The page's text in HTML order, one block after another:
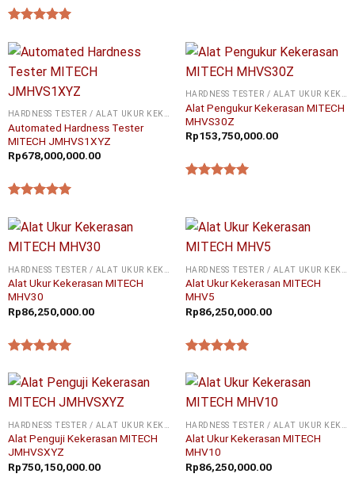
HARDNESS TESTER / ALAT UKUR KEKERASAN
Automated Hardness Tester
MITECH JMHVS1XYZ
Rp678,000,000.00
HARDNESS TESTER / ALAT UKUR KEKERASAN
Alat Pengukur Kekerasan MITECH
MHVS30Z
Rp153,750,000.00
Alat Ukur Kekerasan MITECH
MHV30
Rp86,250,000.00
Alat Ukur Kekerasan MITECH
MHV5
Rp86,250,000.00
Alat Penguji Kekerasan MITECH
JMHVSXYZ
Rp750,150,000.00
Alat Ukur Kekerasan MITECH
MHV10
Rp86,250,000.00